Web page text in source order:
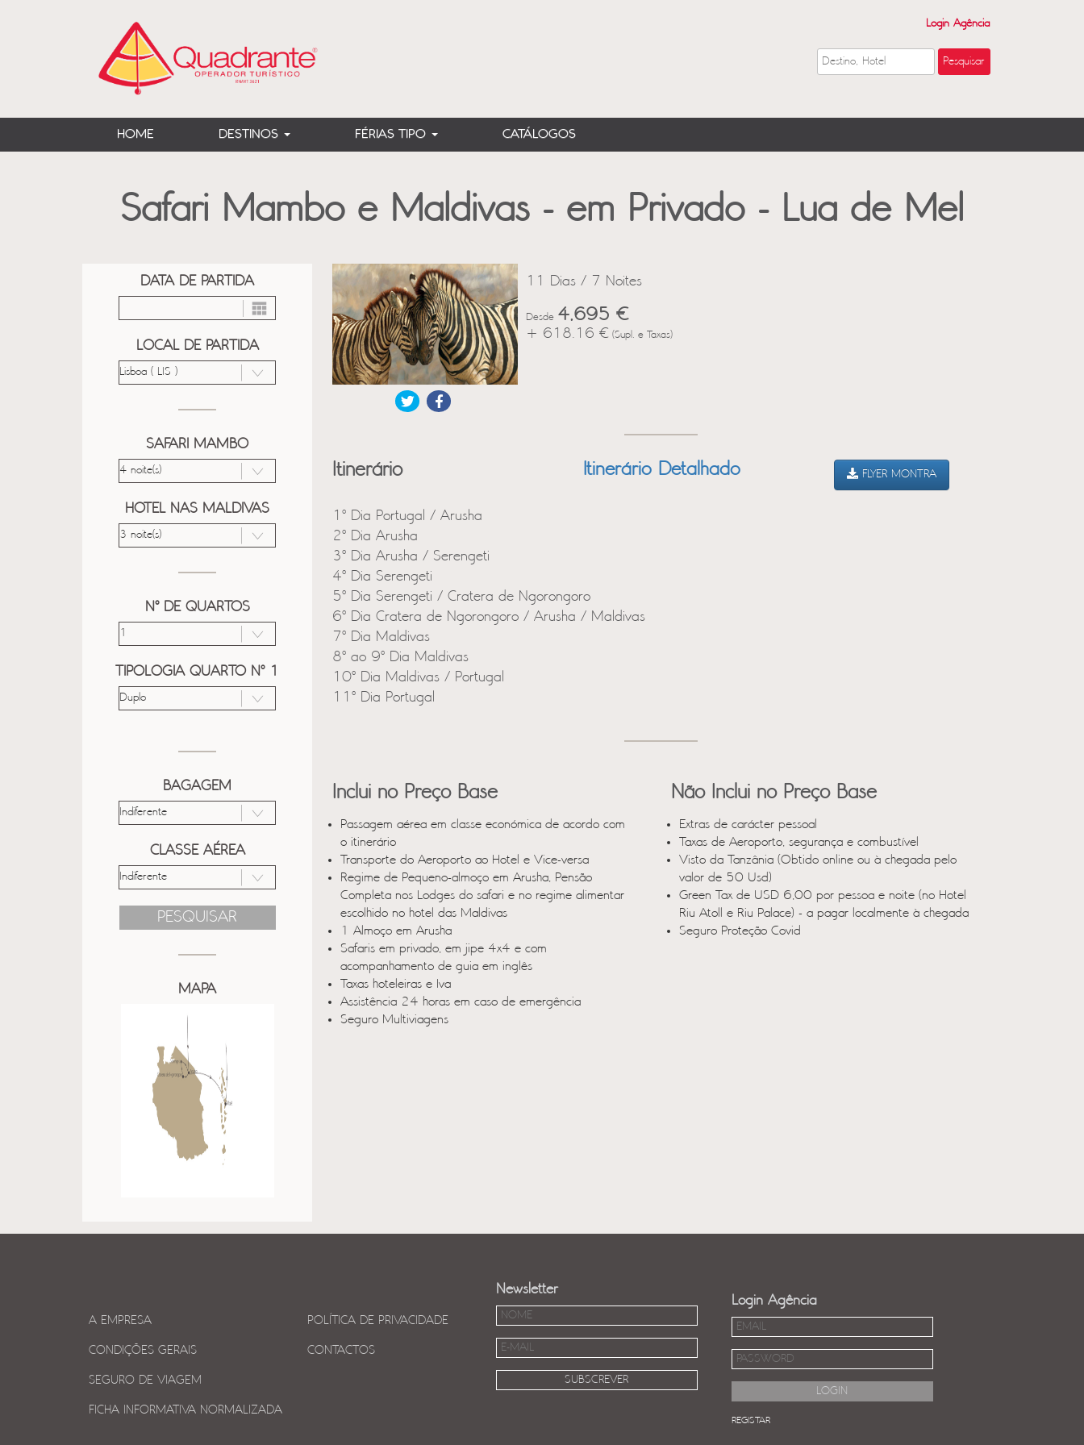
Login Agência
HOME DESTINOS FÉRIAS TIPO CATÁLOGOS
Safari Mambo e Maldivas - em Privado - Lua de Mel
DATA DE PARTIDA
LOCAL DE PARTIDA
SAFARI MAMBO
HOTEL NAS MALDIVAS
Nº DE QUARTOS
TIPOLOGIA QUARTO Nº 1
BAGAGEM
CLASSE AÉREA
PESQUISAR
MAPA
11 Dias / 7 Noites
Desde 4,695 €
+ 618.16 € (Supl. e Taxas)
Itinerário Itinerário Detalhado FLYER MONTRA
1º Dia Portugal / Arusha
2º Dia Arusha
3º Dia Arusha / Serengeti
4º Dia Serengeti
5º Dia Serengeti / Cratera de Ngorongoro
6º Dia Cratera de Ngorongoro / Arusha / Maldivas
7º Dia Maldivas
8º ao 9º Dia Maldivas
10º Dia Maldivas / Portugal
11º Dia Portugal
Inclui no Preço Base
Passagem aérea em classe económica de acordo com
o itinerário
Transporte do Aeroporto ao Hotel e Vice-versa
Regime de Pequeno-almoço em Arusha, Pensão
Completa nos Lodges do safari e no regime alimentar
escolhido no hotel das Maldivas
1 Almoço em Arusha
Safaris em privado, em jipe 4x4 e com
acompanhamento de guia em inglês
Taxas hoteleiras e Iva
Assistência 24 horas em caso de emergência
Seguro Multiviagens
Não Inclui no Preço Base
Extras de carácter pessoal
Taxas de Aeroporto, segurança e combustível
Visto da Tanzânia (Obtido online ou à chegada pelo
valor de 50 Usd)
Green Tax de USD 6,00 por pessoa e noite (no Hotel
Riu Atoll e Riu Palace) - a pagar localmente à chegada
Seguro Proteção Covid
A EMPRESA
CONDIÇÕES GERAIS
SEGURO DE VIAGEM
FICHA INFORMATIVA NORMALIZADA
POLÍTICA DE PRIVACIDADE
CONTACTOS
Newsletter
Login Agência
REGISTAR